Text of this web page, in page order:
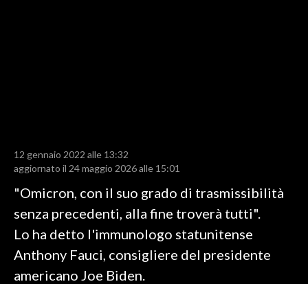
CALCIO REGIONALE
BASKET
VOLLEY
MOTORI
TENNIS
ALTRI SPORT
12 gennaio 2022 alle 13:32
aggiornato il 24 maggio 2026 alle 15:01
"Omicron, con il suo grado di trasmissibilità
senza precedenti, alla fine troverà tutti".
Lo ha detto l'immunologo statunitense
Anthony Fauci, consigliere del presidente
americano Joe Biden.